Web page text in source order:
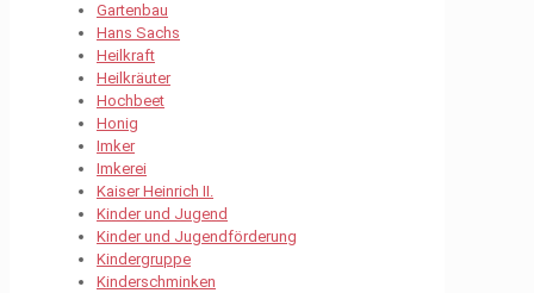
Gartenbau
Hans Sachs
Heilkraft
Heilkräuter
Hochbeet
Honig
Imker
Imkerei
Kaiser Heinrich II.
Kinder und Jugend
Kinder und Jugendförderung
Kindergruppe
Kinderschminken